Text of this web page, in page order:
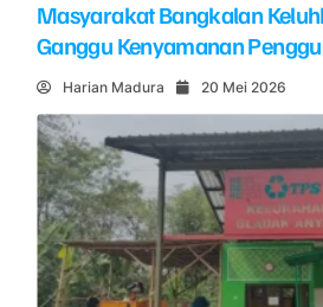
Masyarakat Bangkalan
Ganggu Kenyamanan
Harian Madura 20 Mei 2026